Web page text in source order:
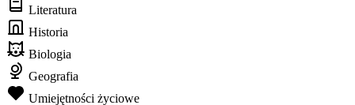
Literatura
Historia
Biologia
Geografia
Umiejętności życiowe